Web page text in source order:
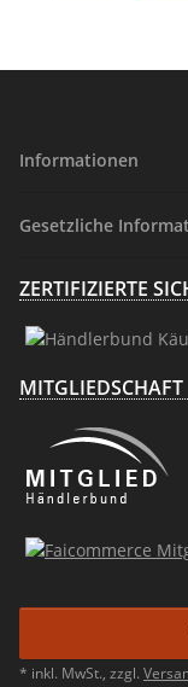
Informationen
Gesetzliche
ZERTIFIZIERTE
MITGLIEDSCHAFT
* inkl. MwSt., zzgl.